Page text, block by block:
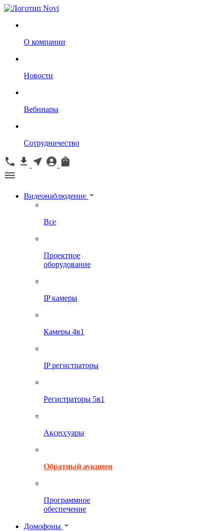
О компании
Новости
Вебинары
Сотрудничество
Видеонаблюдение
Все
Проектное
оборудование
IP камеры
Камеры 4в1
IP регистраторы
Регистраторы 5в1
Аксессуары
Обратный аукцион
Программное
обеспечение
Домофоны